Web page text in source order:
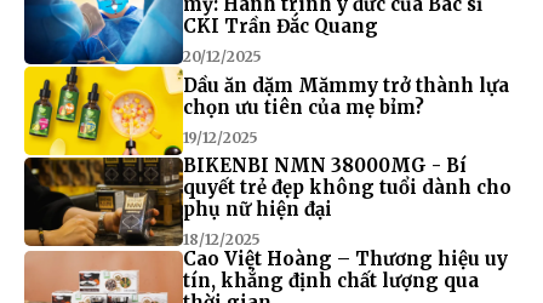
mỹ: Hành trình y đức của Bác sĩ
CKI Trần Đắc Quang
20/12/2025
Dầu ăn dặm Mămmy trở thành lựa
chọn ưu tiên của mẹ bỉm?
19/12/2025
BIKENBI NMN 38000MG - Bí
quyết trẻ đẹp không tuổi dành cho
phụ nữ hiện đại
18/12/2025
Cao Việt Hoàng – Thương hiệu uy
tín, khẳng định chất lượng qua